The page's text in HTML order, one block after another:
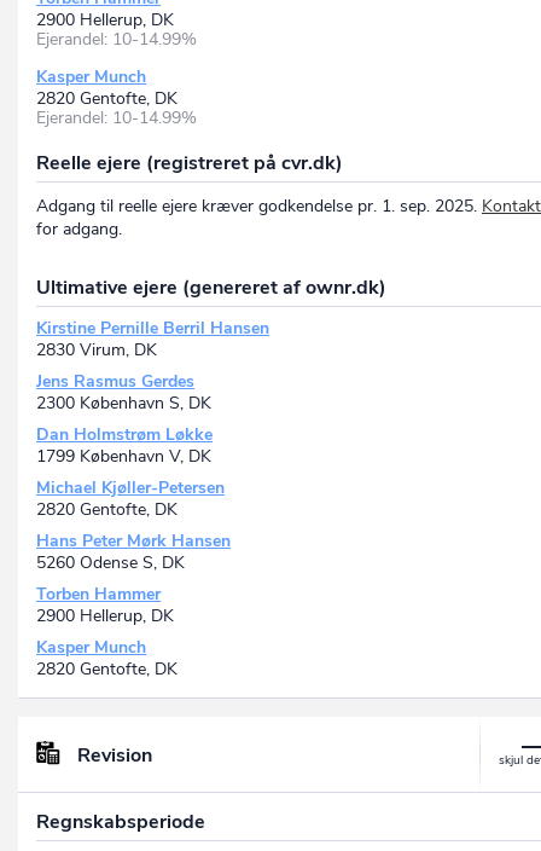
2900 Hellerup, DK
Ejerandel: 10-14.99%
Kasper Munch
2820 Gentofte, DK
Ejerandel: 10-14.99%
Reelle ejere (registreret på cvr.dk)
Adgang til reelle ejere kræver godkendelse pr. 1. sep. 2025.
for adgang.
Ultimative ejere (genereret af ownr.dk)
Kirstine Pernille Berril Hansen
2830 Virum, DK
Jens Rasmus Gerdes
2300 København S, DK
Dan Holmstrøm Løkke
1799 København V, DK
Michael Kjøller-Petersen
2820 Gentofte, DK
Hans Peter Mørk Hansen
5260 Odense S, DK
Torben Hammer
2900 Hellerup, DK
Kasper Munch
2820 Gentofte, DK
Revision
Regnskabsperiode